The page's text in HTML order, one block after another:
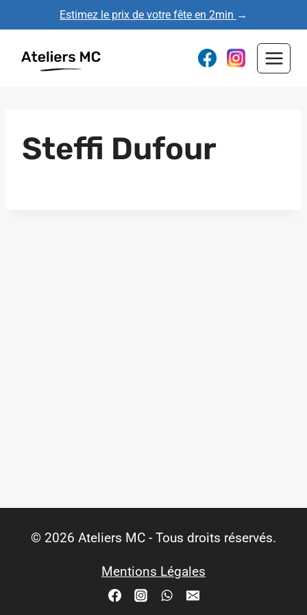
au
contenu
Estimez le prix de votre fête en 2min →
Steffi Dufour
© 2026 Ateliers MC - Tous droits réservés.
Mentions Légales